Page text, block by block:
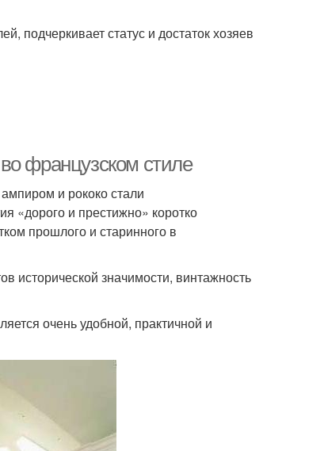
подчеркивает статус и достаток хозяев
французском стиле
и рококо стали
«дорого и престижно» коротко
прошлого и старинного в
исторической значимости, винтажность
очень удобной, практичной и